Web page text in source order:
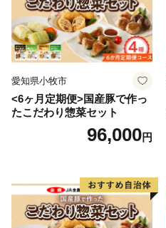
愛知県小牧市
<6ヶ月定期便>国産豚で作っ
たこだわり惣菜セット
96,000円